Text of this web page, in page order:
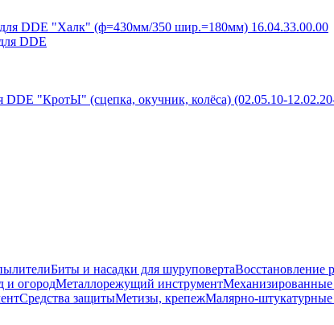
DDE "Халк" (ф=430мм/350 шир.=180мм) 16.04.33.00.00
DDE "КротЫ" (сцепка, окучник, колёса) (02.05.10-
Биты и насадки для шуруповертаВосстановление
и огородМеталлорежущий инструмент
Средства защитыМетизы, крепежМалярно-